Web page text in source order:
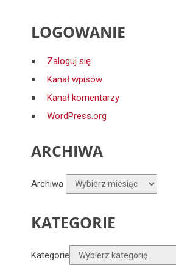
LOGOWANIE
Zaloguj się
Kanał wpisów
Kanał komentarzy
WordPress.org
ARCHIWA
Archiwa
KATEGORIE
Kategorie